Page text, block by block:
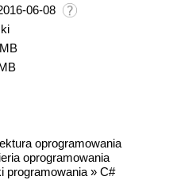
06-08
oprogramowania
oprogramowania
programowania » C#